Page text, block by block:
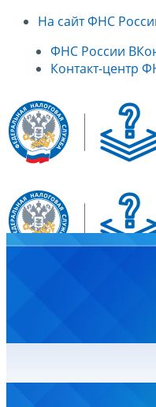
На сайт ФНС
ФНС России
Контакт-центр